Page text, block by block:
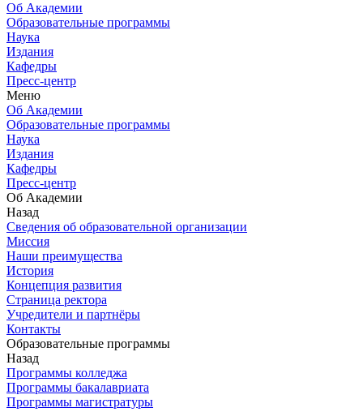
Об Академии
Образовательные программы
Наука
Издания
Кафедры
Пресс-центр
Меню
Об Академии
Образовательные программы
Наука
Издания
Кафедры
Пресс-центр
Об Академии
Назад
Сведения об образовательной организации
Миссия
Наши преимущества
История
Концепция развития
Страница ректора
Учредители и партнёры
Контакты
Образовательные программы
Назад
Программы колледжа
Программы бакалавриата
Программы магистратуры